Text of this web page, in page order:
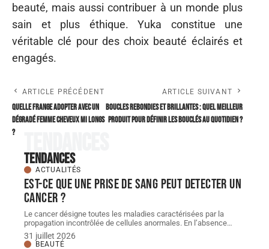
beauté, mais aussi contribuer à un monde plus
sain et plus éthique. Yuka constitue une
véritable clé pour des choix beauté éclairés et
engagés.
ARTICLE PRÉCÉDENT
Quelle frange adopter avec un
dégradé femme cheveux mi longs
?
ARTICLE SUIVANT
Boucles rebondies et brillantes : quel meilleur
produit pour définir les bouclés au quotidien ?
Tendances
ACTUALITÉS
Est-ce que une prise de sang peut detecter un
cancer ?
Le cancer désigne toutes les maladies caractérisées par la
propagation incontrôlée de cellules anormales. En l’absence…
31 juillet 2026
BEAUTÉ